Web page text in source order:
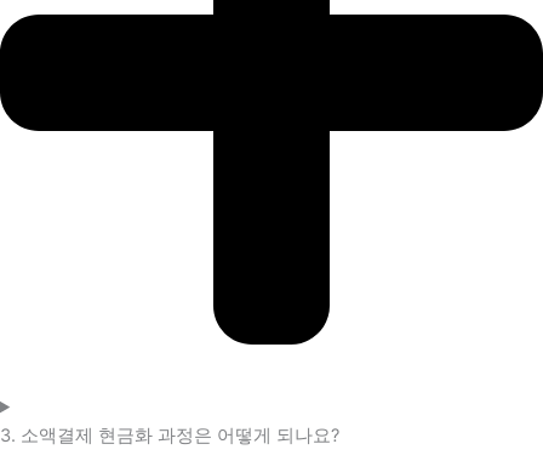
3. 소액결제 현금화 과정은 어떻게 되나요?